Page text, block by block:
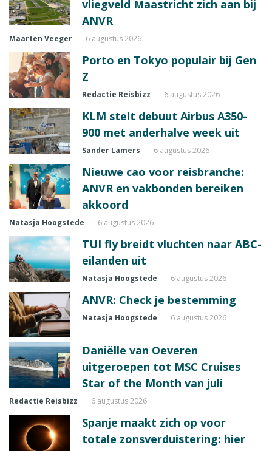
vliegveld Maastricht zich aan bij
ANVR
Maarten Veeger 6 augustus 2026
Porto en Tokyo populair bij Gen
Z
Redactie Reisbizz 6 augustus 2026
KLM stelt debuut Airbus A350-
900 met anderhalve week uit
Sander Lamers 6 augustus 2026
Nieuwe cao voor reisbranche:
ANVR en vakbonden bereiken
akkoord
Natasja Hoogstede 6 augustus 2026
TUI fly breidt vluchten naar ABC-
eilanden uit
Natasja Hoogstede 6 augustus 2026
ANVR: Check je bestemming
Natasja Hoogstede 6 augustus 2026
Daniëlle van Oeveren
uitgeroepen tot MSC Cruises
Star of the Month van juli
Redactie Reisbizz 6 augustus 2026
Spanje maakt zich op voor
totale zonsverduistering: hier